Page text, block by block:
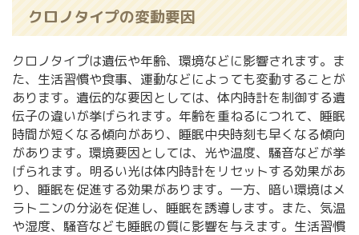
クロノタイプの変動要因
クロノタイプは遺伝や年齢、環境などに影響されます。ま
た、生活習慣や食事、運動などによっても変動することが
あります。遺伝的な要因としては、体内時計を制御する遺
伝子の違いが挙げられます。年齢を重ねるにつれて、睡眠
時間が短くなる傾向があり、睡眠中央時刻も早くなる傾向
があります。環境要因としては、光や温度、騒音などが挙
げられます。明るい光は体内時計をリセットする効果があ
り、睡眠を促進する効果があります。一方、暗い環境はメ
ラトニンの分泌を促進し、睡眠を誘導します。また、気温
や湿度、騒音なども睡眠の質に影響を与えます。生活習慣